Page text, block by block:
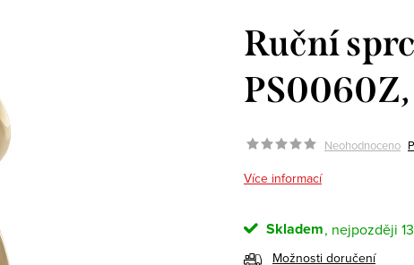
Ruční
PS0060Z,
Neohodnoceno
Více informací
Skladem
Možnosti doručení